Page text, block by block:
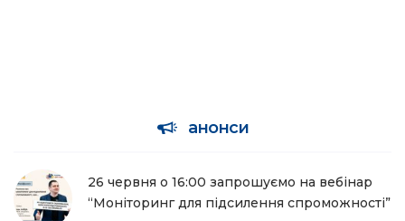
анонси
26 червня о 16:00 запрошуємо на вебінар
“Моніторинг для підсилення спроможності”